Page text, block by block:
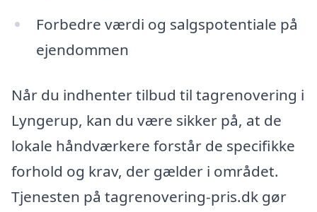
Forbedre værdi og salgspotentiale på
ejendommen
Når du indhenter tilbud til tagrenovering i
Lyngerup, kan du være sikker på, at de
lokale håndværkere forstår de specifikke
forhold og krav, der gælder i området.
Tjenesten på tagrenovering-pris.dk gør